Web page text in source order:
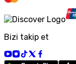
Bizi takip et